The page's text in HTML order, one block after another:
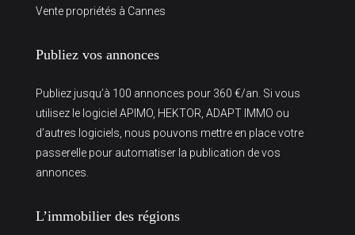
Vente propriétés à Cannes
Publiez vos annonces
Publiez jusqu’à 100 annonces pour 360 €/an. Si vous
utilisez le logiciel APIMO, HEKTOR, ADAPT IMMO ou
d’autres logiciels, nous pouvons mettre en place votre
passerelle pour automatiser la publication de vos
annonces.
L’immobilier des régions